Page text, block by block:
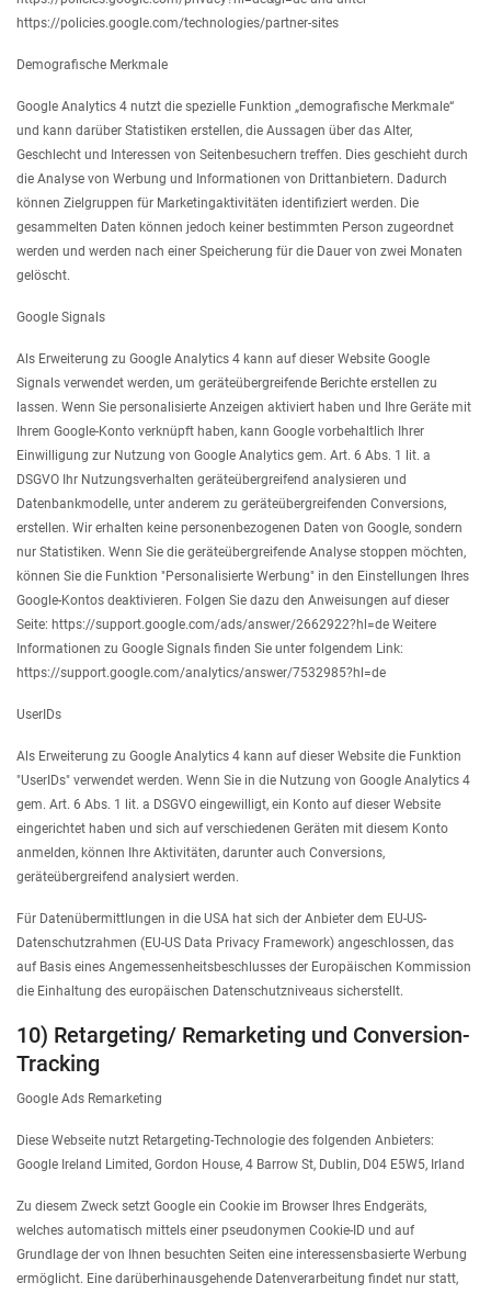
https://policies.google.com/technologies/partner-sites
Demografische Merkmale
Google Analytics 4 nutzt die spezielle Funktion „demografische Merkmale“
und kann darüber Statistiken erstellen, die Aussagen über das Alter,
Geschlecht und Interessen von Seitenbesuchern treffen. Dies geschieht durch
die Analyse von Werbung und Informationen von Drittanbietern. Dadurch
können Zielgruppen für Marketingaktivitäten identifiziert werden. Die
gesammelten Daten können jedoch keiner bestimmten Person zugeordnet
werden und werden nach einer Speicherung für die Dauer von zwei Monaten
gelöscht.
Google Signals
Als Erweiterung zu Google Analytics 4 kann auf dieser Website Google
Signals verwendet werden, um geräteübergreifende Berichte erstellen zu
lassen. Wenn Sie personalisierte Anzeigen aktiviert haben und Ihre Geräte mit
Ihrem Google-Konto verknüpft haben, kann Google vorbehaltlich Ihrer
Einwilligung zur Nutzung von Google Analytics gem. Art. 6 Abs. 1 lit. a
DSGVO Ihr Nutzungsverhalten geräteübergreifend analysieren und
Datenbankmodelle, unter anderem zu geräteübergreifenden Conversions,
erstellen. Wir erhalten keine personenbezogenen Daten von Google, sondern
nur Statistiken. Wenn Sie die geräteübergreifende Analyse stoppen möchten,
können Sie die Funktion "Personalisierte Werbung" in den Einstellungen Ihres
Google-Kontos deaktivieren. Folgen Sie dazu den Anweisungen auf dieser
Seite: https://support.google.com/ads/answer/2662922?hl=de Weitere
Informationen zu Google Signals finden Sie unter folgendem Link:
https://support.google.com/analytics/answer/7532985?hl=de
UserIDs
Als Erweiterung zu Google Analytics 4 kann auf dieser Website die Funktion
"UserIDs" verwendet werden. Wenn Sie in die Nutzung von Google Analytics 4
gem. Art. 6 Abs. 1 lit. a DSGVO eingewilligt, ein Konto auf dieser Website
eingerichtet haben und sich auf verschiedenen Geräten mit diesem Konto
anmelden, können Ihre Aktivitäten, darunter auch Conversions,
geräteübergreifend analysiert werden.
Für Datenübermittlungen in die USA hat sich der Anbieter dem EU-US-
Datenschutzrahmen (EU-US Data Privacy Framework) angeschlossen, das
auf Basis eines Angemessenheitsbeschlusses der Europäischen Kommission
die Einhaltung des europäischen Datenschutzniveaus sicherstellt.
10) Retargeting/ Remarketing und Conversion-
Tracking
Google Ads Remarketing
Diese Webseite nutzt Retargeting-Technologie des folgenden Anbieters:
Google Ireland Limited, Gordon House, 4 Barrow St, Dublin, D04 E5W5, Irland
Zu diesem Zweck setzt Google ein Cookie im Browser Ihres Endgeräts,
welches automatisch mittels einer pseudonymen Cookie-ID und auf
Grundlage der von Ihnen besuchten Seiten eine interessensbasierte Werbung
ermöglicht. Eine darüberhinausgehende Datenverarbeitung findet nur statt,